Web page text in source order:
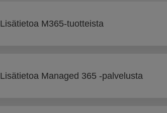
Lisätietoa M365-tuotteista
Lisätietoa Managed 365 -palvelusta